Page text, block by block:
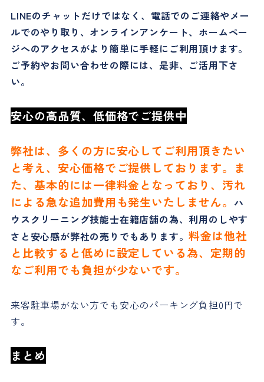
LINEのチャットだけではなく、電話でのご連絡やメー
ルでのやり取り、オンラインアンケート、ホームペー
ジへのアクセスがより簡単に手軽にご利用頂けます。
ご予約やお問い合わせの際には、是非、ご活用下さ
い。
安心の高品質、低価格でご提供中
弊社は、多くの方に安心してご利用頂きたい
と考え、安心価格でご提供しております。ま
た、基本的には一律料金となっており、汚れ
による急な追加費用も発生いたしません。 ハ
ウスクリーニング技能士在籍店舗の為、利用のしやす
さと安心感が弊社の売りでもあります。料金は他社
と比較すると低めに設定している為、定期的
なご利用でも負担が少ないです。
来客駐車場がない方でも安心のパーキング負担0円で
す。
まとめ